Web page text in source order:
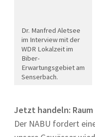
Dr. Manfred Aletsee
im Interview mit der
WDR Lokalzeit im
Biber-
Erwartungsgebiet am
Senserbach.
Jetzt handeln:
Der NABU fordert